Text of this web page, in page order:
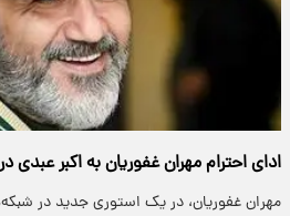
ادای احترام مهران غفوریان به اکبر
مهران غفوریان، در یک استوری جدید در